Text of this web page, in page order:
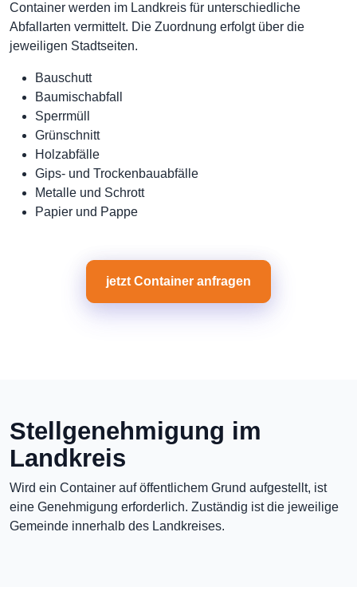
Container werden im Landkreis für unterschiedliche
Abfallarten vermittelt. Die Zuordnung erfolgt über die
jeweiligen Stadtseiten.
Bauschutt
Baumischabfall
Sperrmüll
Grünschnitt
Holzabfälle
Gips- und Trockenbauabfälle
Metalle und Schrott
Papier und Pappe
jetzt Container anfragen
Stellgenehmigung im
Landkreis
Wird ein Container auf öffentlichem Grund aufgestellt, ist
eine Genehmigung erforderlich. Zuständig ist die jeweilige
Gemeinde innerhalb des Landkreises.